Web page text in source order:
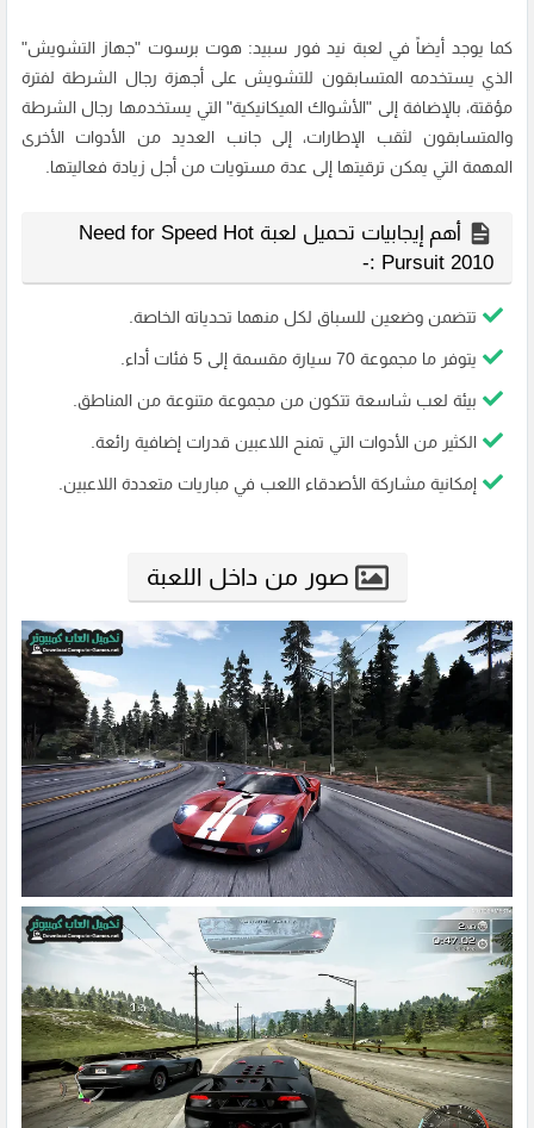
كما يوجد أيضاً في لعبة نيد فور سبيد: هوت برسوت "جهاز التشويش"
الذي يستخدمه المتسابقون للتشويش على أجهزة رجال الشرطة لفترة
مؤقتة، بالإضافة إلى "الأشواك الميكانيكية" التي يستخدمها رجال الشرطة
والمتسابقون لثقب الإطارات، إلى جانب العديد من الأدوات الأخرى
المهمة التي يمكن ترقيتها إلى عدة مستويات من أجل زيادة فعاليتها.
أهم إيجابيات تحميل لعبة Need for Speed Hot
Pursuit 2010 :-
تتضمن وضعين للسباق لكل منهما تحدياته الخاصة.
يتوفر ما مجموعة 70 سيارة مقسمة إلى 5 فئات أداء.
بيئة لعب شاسعة تتكون من مجموعة متنوعة من المناطق.
الكثير من الأدوات التي تمنح اللاعبين قدرات إضافية رائعة.
إمكانية مشاركة الأصدقاء اللعب في مباريات متعددة اللاعبين.
صور من داخل اللعبة